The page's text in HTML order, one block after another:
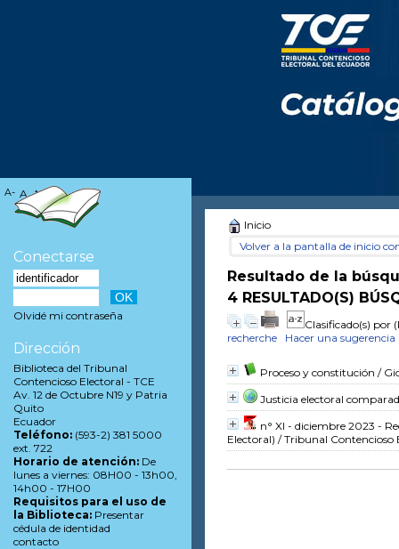
Inicio
Volver a la pantalla de inicio
Resultado de la
4 RESULTADO(S)
Clasificado(s) por
recherche
Hacer una sugerencia
Proceso y constitución /
Justicia electoral
n° XI - diciembre 2023 -
Electoral) / Tribunal Contencioso
A- A A+
Conectarse
Olvidé mi contraseña
Dirección
Biblioteca del Tribunal
Contencioso Electoral - TCE
Av. 12 de Octubre N19 y Patria
Quito
Ecuador
Teléfono: (593-2) 381 5000
ext. 722
Horario de atención: De
lunes a viernes: 08H00 - 13h00,
14h00 - 17H00
Requisitos para el uso de
la Biblioteca: Presentar
cédula de identidad
contacto